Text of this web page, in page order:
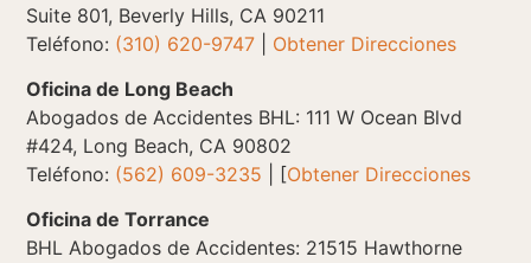
Suite 801, Beverly Hills, CA 90211
Teléfono: (310) 620-9747
Obtener Direcciones
Oficina de Long Beach
Abogados de Accidentes BHL: 111 W Ocean Blvd
#424, Long Beach, CA 90802
Teléfono: (562) 609-3235 | [Obtener Direcciones
Oficina de Torrance
BHL Abogados de Accidentes: 21515 Hawthorne